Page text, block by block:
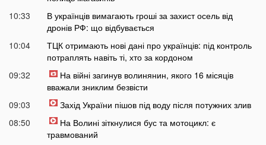
10:33
В українців вимагають гроші за захист осель від
дронів РФ: що відбувається
10:04
ТЦК отримають нові дані про українців: під контроль
потраплять навіть ті, хто за кордоном
09:32
На війні загинув волинянин, якого 16 місяців
вважали зниклим безвісти
09:03
Захід України пішов під воду після потужних злив
08:50
На Волині зіткнулися бус та мотоцикл: є
травмований